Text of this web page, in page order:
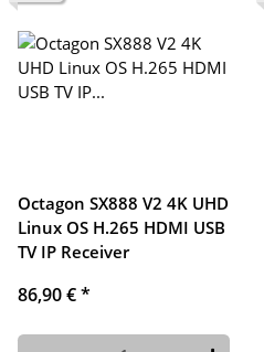
Octagon SX888 V2 4K UHD
Linux OS H.265 HDMI USB
TV IP Receiver
86,90 €*